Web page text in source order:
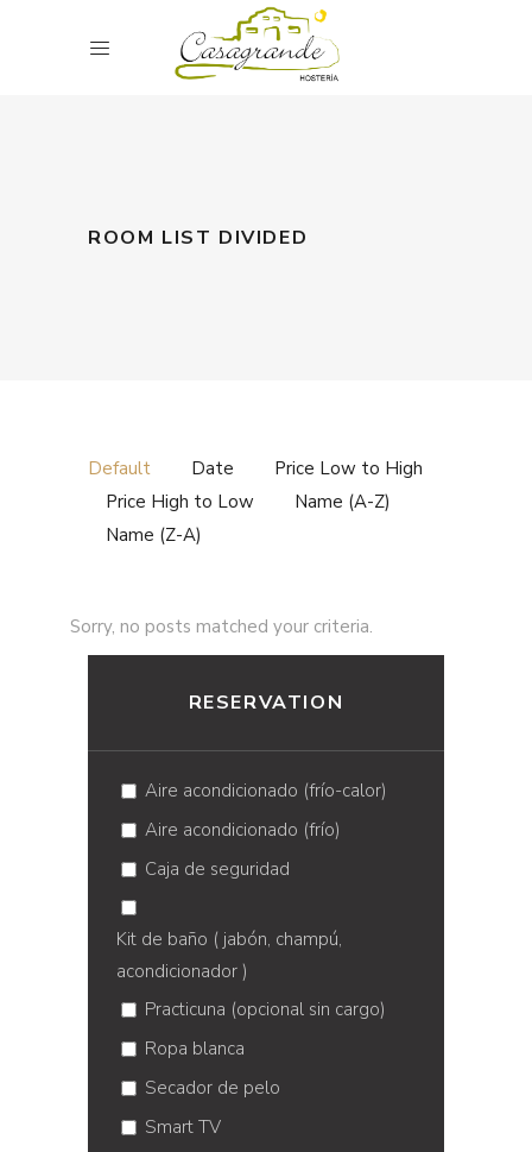
ROOM LIST DIVIDED
Default Date
Price Low to High
Price High to Low
Name (A-Z)
Name (Z-A)
Sorry, no posts matched your criteria.
RESERVATION
Aire acondicionado (frío-calor)
Aire acondicionado (frío)
Caja de seguridad
Kit de baño ( jabón, champú,
acondicionador )
Practicuna (opcional sin cargo)
Ropa blanca
Secador de pelo
Smart TV